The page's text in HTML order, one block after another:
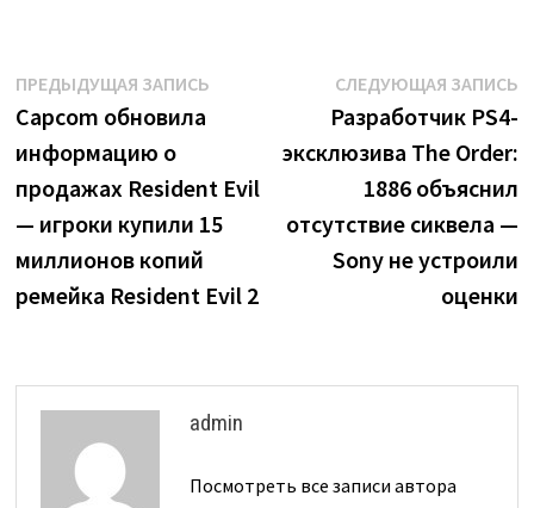
Навигация
по
записям
ПРЕДЫДУЩАЯ ЗАПИСЬПредыдущая
Capcom обновила
информацию о
продажах Resident Evil
— игроки купили 15
миллионов копий
ремейка Resident Evil 2
СЛЕДУЮЩАЯ ЗАПИСЬ
Разработчик PS4-
эксклюзива The Order:
1886 объяснил
отсутствие сиквела —
Sony не устроили
оценки
admin
Посмотреть все записи автора